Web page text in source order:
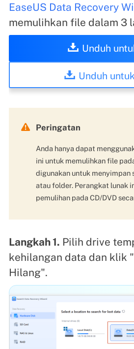
EaseUS Data Recovery
memulihkan file dalam 3
Unduh
Unduh
 Peringatan
Anda hanya dapat
ini untuk memulihkan file
digunakan untuk menyimpan
atau folder. Perangkat lunak
pemulihan pada CD/DVD
Langkah 1. Pilih drive
kehilangan data dan klik
Hilang".